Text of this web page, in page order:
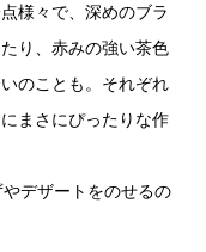
様々で、深めのブラ
り、赤みの強い茶色
のことも。それぞれ
まさにぴったりな作
デザートをのせるの